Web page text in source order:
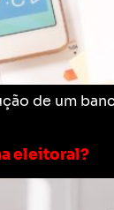
de um
eleitoral?